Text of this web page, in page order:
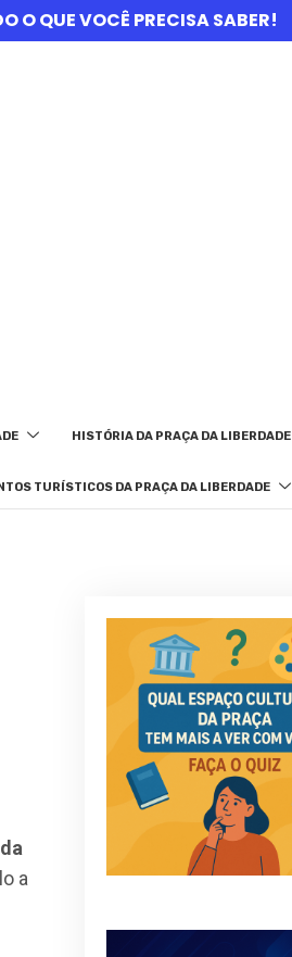
O QUE VOCÊ PRECISA SABER!
HISTÓRIA DA PRAÇA DA LIBERDADE
TURÍSTICOS DA PRAÇA DA LIBERDADE
a